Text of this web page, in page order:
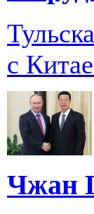
с
Чжан